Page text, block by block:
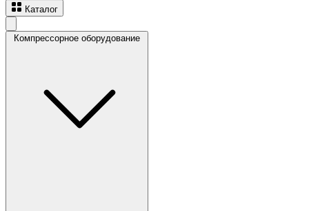
Каталог
Компрессорное оборудование